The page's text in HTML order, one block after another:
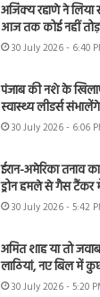
अजिंक्य रहाणे ने लिया
आज तक कोई नहीं तोड़
30 July 2026 - 6:40
पंजाब की नशे के
स्वास्थ्य लीडर्स संभालेंगे
30 July 2026 - 6:06
ईरान-अमेरिका तनाव
ड्रोन हमले से गैस
30 July 2026 - 5:42
अमित शाह या तो
लाठियां, नए बिल में
30 July 2026 - 5:20